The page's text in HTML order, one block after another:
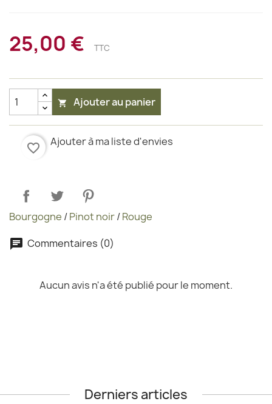
25,00 € TTC
 Ajouter au panier
favorite_border Ajouter à ma liste d'envies
Bourgogne /Pinot noir/Rouge
Commentaires (0)
Aucun avis n'a été publié pour le moment.
Derniers articles